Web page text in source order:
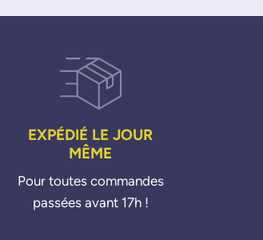
EXPÉDIÉ LE JOUR
MÊME
Pour toutes commandes
passées avant 17h !